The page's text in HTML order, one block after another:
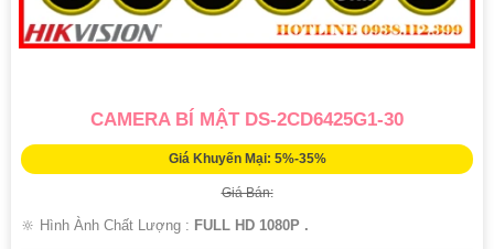
CAMERA BÍ MẬT DS-2CD6425G1-30
Giá Khuyến Mại: 5%-35%
Giá Bán:
🔆 Hình Ành Chất Lượng : FULL HD 1080P .